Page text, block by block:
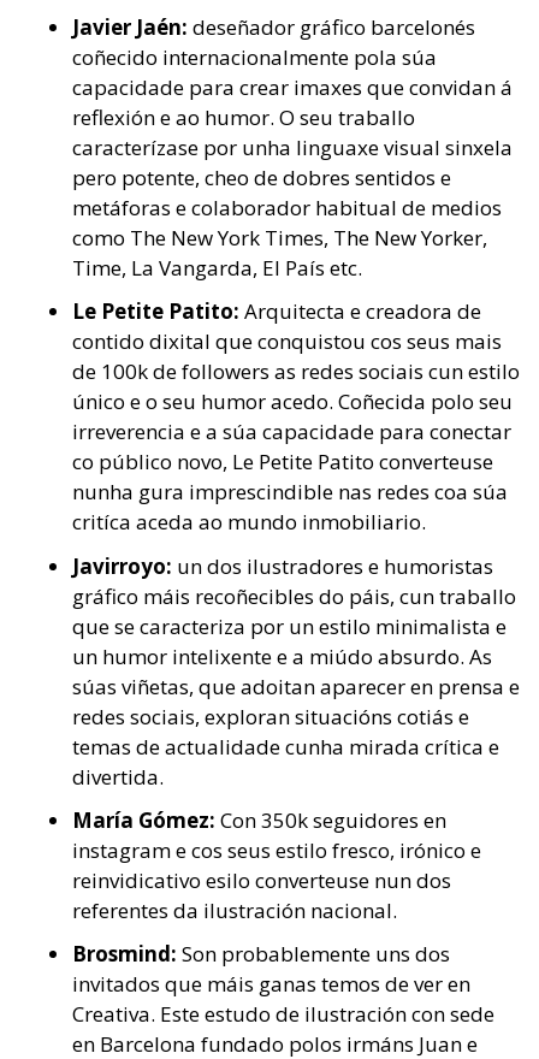
Javier Jaén: deseñador gráfico barcelonés
coñecido internacionalmente pola súa
capacidade para crear imaxes que convidan á
reflexión e ao humor. O seu traballo
caracterízase por unha linguaxe visual sinxela
pero potente, cheo de dobres sentidos e
metáforas e colaborador habitual de medios
como The New York Times, The New Yorker,
Time, La Vangarda, El País etc.
Le Petite Patito: Arquitecta e creadora de
contido dixital que conquistou cos seus mais
de 100k de followers as redes sociais cun estilo
único e o seu humor acedo. Coñecida polo seu
irreverencia e a súa capacidade para conectar
co público novo, Le Petite Patito converteuse
nunha gura imprescindible nas redes coa súa
critíca aceda ao mundo inmobiliario.
Javirroyo: un dos ilustradores e humoristas
gráfico máis recoñecibles do páis, cun traballo
que se caracteriza por un estilo minimalista e
un humor intelixente e a miúdo absurdo. As
súas viñetas, que adoitan aparecer en prensa e
redes sociais, exploran situacións cotiás e
temas de actualidade cunha mirada crítica e
divertida.
María Gómez: Con 350k seguidores en
instagram e cos seus estilo fresco, irónico e
reinvidicativo esilo converteuse nun dos
referentes da ilustración nacional.
Brosmind: Son probablemente uns dos
invitados que máis ganas temos de ver en
Creativa. Este estudo de ilustración con sede
en Barcelona fundado polos irmáns Juan e